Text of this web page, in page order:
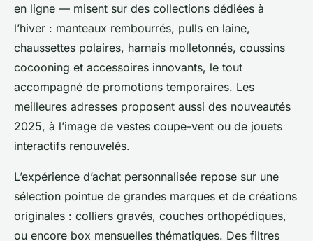
en ligne — misent sur des collections dédiées à
l’hiver : manteaux rembourrés, pulls en laine,
chaussettes polaires, harnais molletonnés, coussins
cocooning et accessoires innovants, le tout
accompagné de promotions temporaires. Les
meilleures adresses proposent aussi des nouveautés
2025, à l’image de vestes coupe-vent ou de jouets
interactifs renouvelés.
L’expérience d’achat personnalisée repose sur une
sélection pointue de grandes marques et de créations
originales : colliers gravés, couches orthopédiques,
ou encore box mensuelles thématiques. Des filtres